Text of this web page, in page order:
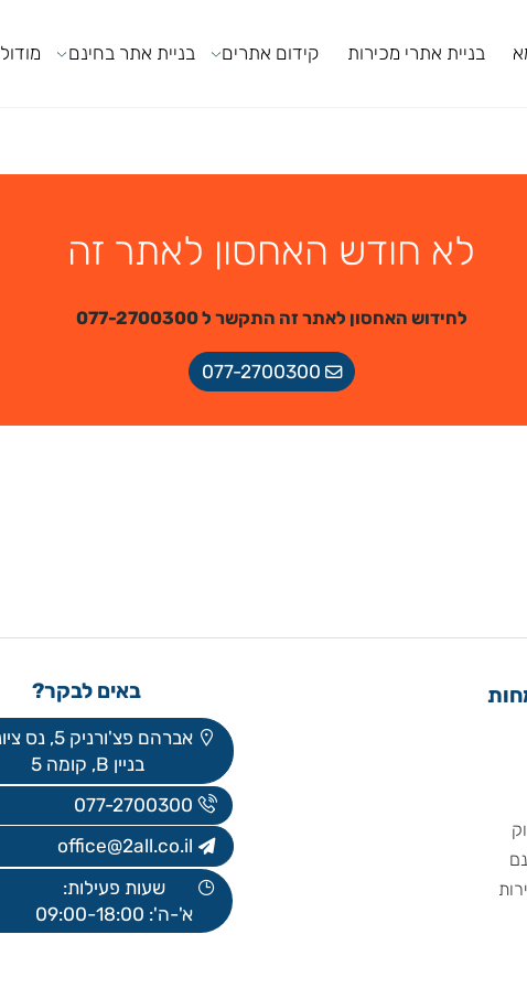
בניית אתרי מכירות קידום אתרים בניית אתר בחינם מודולים
לא חודש האחסון לאתר זה
לחידוש האחסון לאתר זה התקשר ל 077-2700300
077-2700300
באים לבקר?
אברהם פצ'ורניק 5, נס ציונה
בניין B, קומה 5
077-2700300
office@2all.co.il
שעות פעילות: